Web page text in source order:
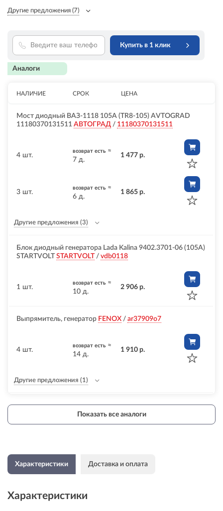
Другие предложения (7)
Купить в 1 клик
Аналоги
НАЛИЧИЕ СРОК ЦЕНА
Мост диодный ВАЗ-1118 105А (TR8-105) AVTOGRAD
11180370131511 АВТОГРАД / 11180370131511
4 шт.
возврат есть ≈
7 д.
1 477 р.
3 шт.
возврат есть ≈
6 д.
1 865 р.
Другие предложения (3)
Блок диодный генератора Lada Kalina 9402.3701-06 (105А)
STARTVOLT STARTVOLT / vdb0118
1 шт.
возврат есть ≈
10 д.
2 906 р.
Выпрямитель, генератор FENOX / ar37909o7
4 шт.
возврат есть ≈
14 д.
1 910 р.
Другие предложения (1)
Показать все аналоги
Характеристики Доставка и оплата
Характеристики